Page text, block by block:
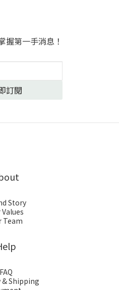
握第一手消息！
訂閱
Story
Values
Team
FAQ
& Shipping